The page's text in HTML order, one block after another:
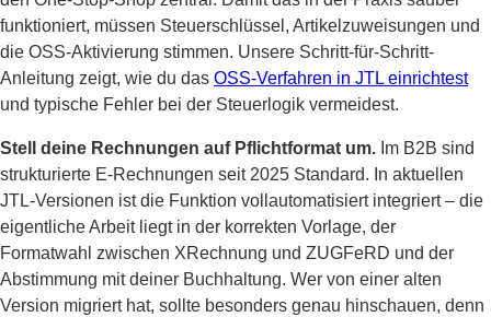
funktioniert, müssen Steuerschlüssel, Artikelzuweisungen und
die OSS-Aktivierung stimmen. Unsere Schritt-für-Schritt-
Anleitung zeigt, wie du das OSS-Verfahren in JTL einrichtest
und typische Fehler bei der Steuerlogik vermeidest.
Stell deine Rechnungen auf Pflichtformat um. Im B2B sind
strukturierte E-Rechnungen seit 2025 Standard. In aktuellen
JTL-Versionen ist die Funktion vollautomatisiert integriert – die
eigentliche Arbeit liegt in der korrekten Vorlage, der
Formatwahl zwischen XRechnung und ZUGFeRD und der
Abstimmung mit deiner Buchhaltung. Wer von einer alten
Version migriert hat, sollte besonders genau hinschauen, denn